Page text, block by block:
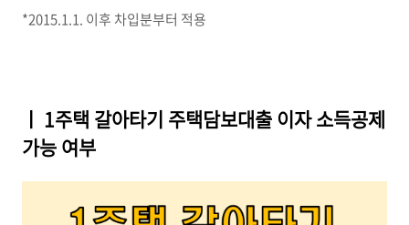
*2015.1.1. 이후 차입분부터 적용
ㅣ 1주택 갈아타기 주택담보대출 이자 소득공제
가능 여부